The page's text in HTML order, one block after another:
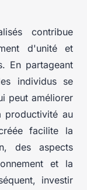
contribue
d'unité et
En partageant
individus se
peut améliorer
productivité au
facilite la
des aspects
et la
investir